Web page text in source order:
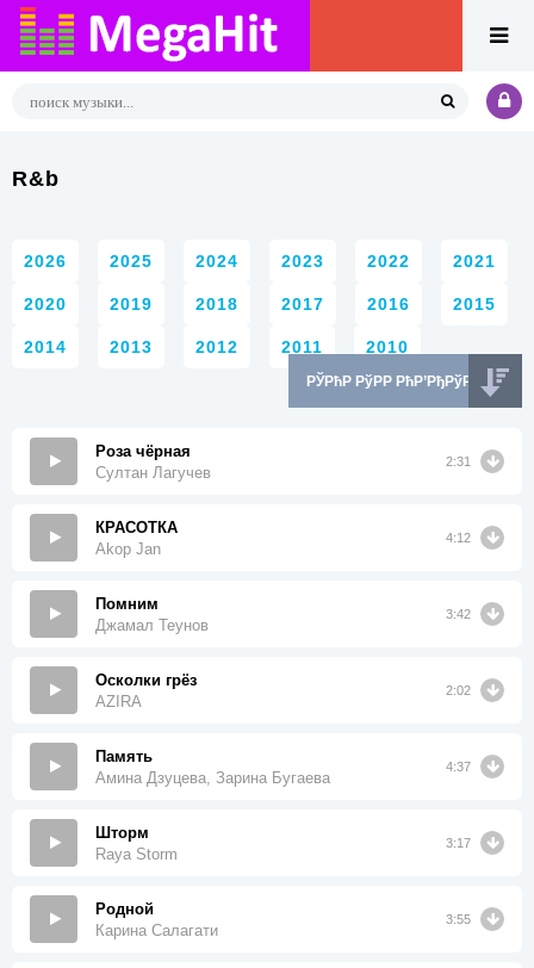
R&b
2026 2025 2024 2023 2022 2021
2020 2019 2018 2017 2016 2015
2014 2013 2012 2011 2010
Роза чёрная
Султан Лагучев
2:31
КРАСОТКА
Akop Jan
4:12
Помним
Джамал Теунов
3:42
Осколки грёз
AZIRA
2:02
Память
Амина Дзуцева, Зарина Бугаева
4:37
Шторм
Raya Storm
3:17
Родной
Карина Салагати
3:55